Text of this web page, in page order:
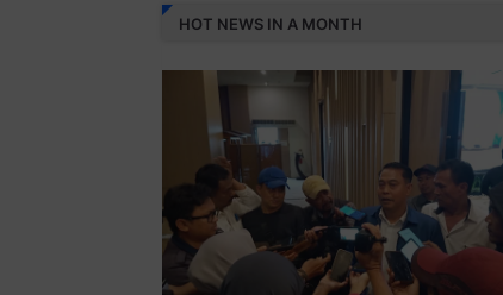
HOT NEWS IN A MONTH